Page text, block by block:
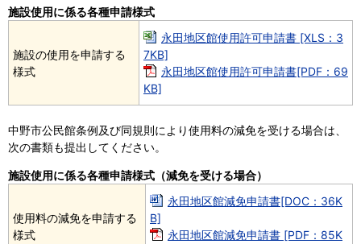
施設使用に係る各種申請様式
施設の使用を申請する
様式
永田地区館使用許可申請書 [XLS：3
7KB]
永田地区館使用許可申請書[PDF：69
KB]
中野市公民館条例及び同規則により使用料の減免を受ける場合は、
次の書類も提出してください。
施設使用に係る各種申請様式（減免を受ける場合）
使用料の減免を申請する
様式
永田地区館減免申請書[DOC：36K
B]
永田地区館減免申請書 [PDF：85K